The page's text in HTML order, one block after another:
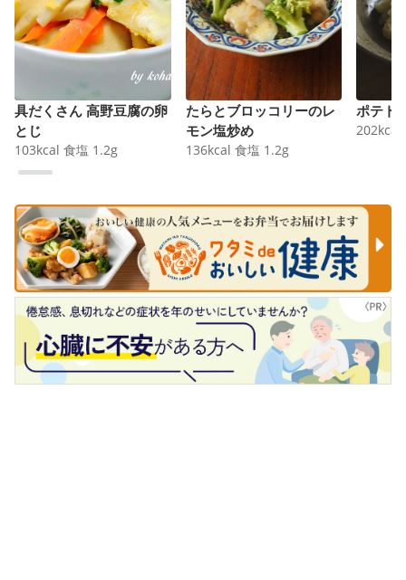
具だくさん 高野豆腐の卵
とじ
103kcal 食塩 1.2g
たらとブロッコリーのレ
モン塩炒め
136kcal 食塩 1.2g
ポテト
202kcal